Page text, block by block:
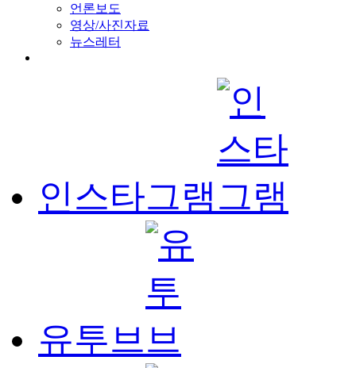
언론보도
영상/사진자료
뉴스레터
인스타그램
유투브